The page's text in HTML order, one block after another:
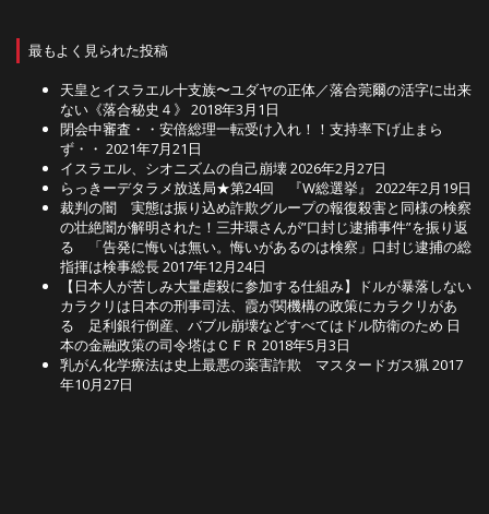
最もよく見られた投稿
天皇とイスラエル十支族〜ユダヤの正体／落合莞爾の活字に出来
ない《落合秘史４》 2018年3月1日
閉会中審査・・安倍総理一転受け入れ！！支持率下げ止まら
ず・・ 2021年7月21日
イスラエル、シオニズムの自己崩壊2026年2月27日
らっきーデタラメ放送局★第24回 『W総選挙』
2022年2月19日
裁判の闇 実態は振り込め詐欺グループの報復殺害と同様の検察
の壮絶闇が解明された！三井環さんが”口封じ逮捕事件”を振り返
る 「告発に悔いは無い。悔いがあるのは検察」口封じ逮捕の総
指揮は検事総長2017年12月24日
【日本人が苦しみ大量虐殺に参加する仕組み】ドルが暴落しない
カラクリは日本の刑事司法、霞が関機構の政策にカラクリがあ
る 足利銀行倒産、バブル崩壊などすべてはドル防衛のため 日
本の金融政策の司令塔はＣＦＲ 2018年5月3日
乳がん化学療法は史上最悪の薬害詐欺 マスタードガス猟 2017
年10月27日